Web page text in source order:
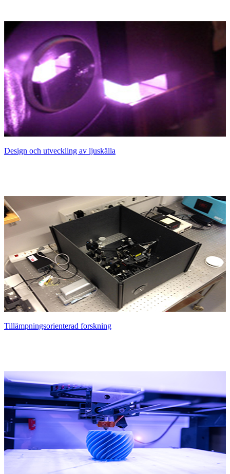
Design och utveckling av ljuskälla
Tillämpningsorienterad forskning